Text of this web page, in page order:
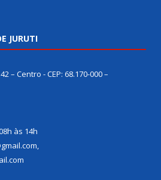
JURUTI
– Centro - CEP: 68.170-000 –
às 14h